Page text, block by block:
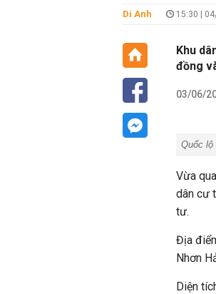
Di Anh 15:30 |
Khu
đồng
03/06/
Quốc lộ
Vừa
dân cư
tư.
Địa
Nhơn
Diện